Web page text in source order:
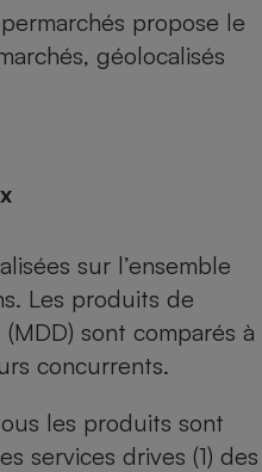
propose le
géolocalisés
sur l’ensemble
Les produits de
sont comparés à
concurrents.
les produits sont
services drives (1) des